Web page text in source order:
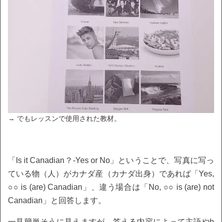
→ でもレッスンで使用された教材。
「Is it Canadian？-Yes or No」ということで、写真に写っ
ている物（人）がカナダ産（カナダ出身）であれば「Yes,
○○ is (are) Canadian」、違う場合は「No, ○○ is (are) not
Canadian」と回答します。